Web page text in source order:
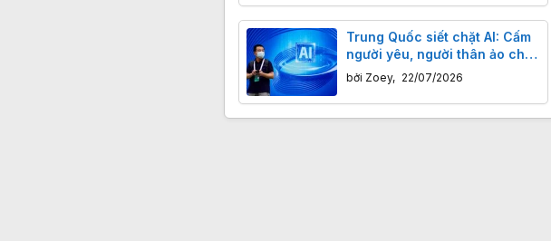
Trung Quốc siết chặt AI: Cấm
người yêu, người thân ảo cho
trẻ vị thành niên
bởi Zoey, 22/07/2026